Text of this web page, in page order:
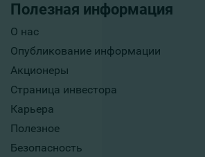
Полезная информация
О нас
Опубликование информации
Акционеры
Страница инвестора
Карьера
Полезное
Безопасность